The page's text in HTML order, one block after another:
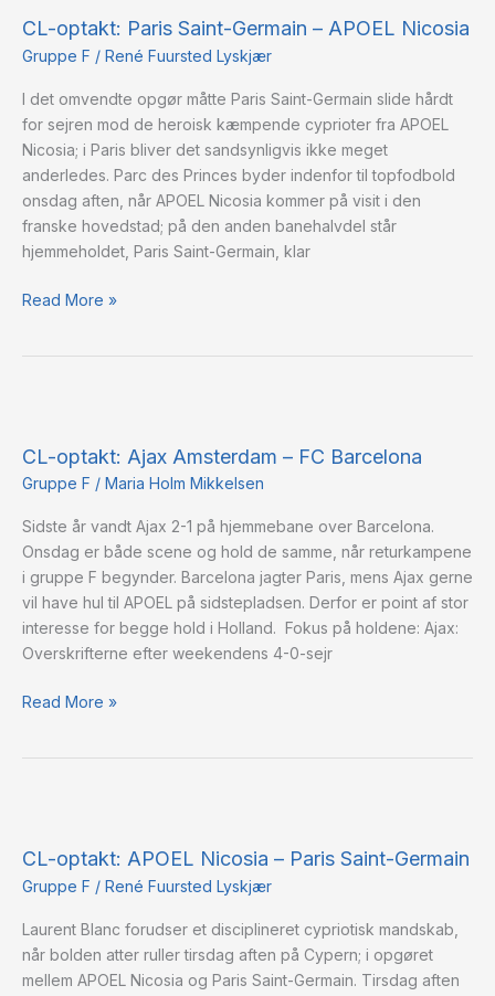
CL-optakt: Paris Saint-Germain – APOEL Nicosia
Gruppe F / René Fuursted Lyskjær
I det omvendte opgør måtte Paris Saint-Germain slide hårdt
for sejren mod de heroisk kæmpende cyprioter fra APOEL
Nicosia; i Paris bliver det sandsynligvis ikke meget
anderledes. Parc des Princes byder indenfor til topfodbold
onsdag aften, når APOEL Nicosia kommer på visit i den
franske hovedstad; på den anden banehalvdel står
hjemmeholdet, Paris Saint-Germain, klar
Paris
Saint-
–
APOEL
Nicosia
Read More »
CL-optakt: Ajax Amsterdam – FC Barcelona
Gruppe F / Maria Holm Mikkelsen
Sidste år vandt Ajax 2-1 på hjemmebane over Barcelona.
Onsdag er både scene og hold de samme, når returkampene
i gruppe F begynder. Barcelona jagter Paris, mens Ajax gerne
vil have hul til APOEL på sidstepladsen. Derfor er point af stor
interesse for begge hold i Holland. Fokus på holdene: Ajax:
Overskrifterne efter weekendens 4-0-sejr
Ajax
Amsterdam
FC
Barcelona
Read More »
CL-optakt: APOEL Nicosia – Paris Saint-Germain
Gruppe F / René Fuursted Lyskjær
Laurent Blanc forudser et disciplineret cypriotisk mandskab,
når bolden atter ruller tirsdag aften på Cypern; i opgøret
mellem APOEL Nicosia og Paris Saint-Germain. Tirsdag aften
APOEL
Nicosia
Paris
Saint-
Germain